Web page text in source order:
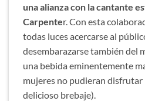
una alianza con la cantante
Carpenter. Con esta
todas luces acercarse al
desembarazarse también del
una bebida eminentemente
mujeres no pudieran disfrutar
delicioso brebaje).